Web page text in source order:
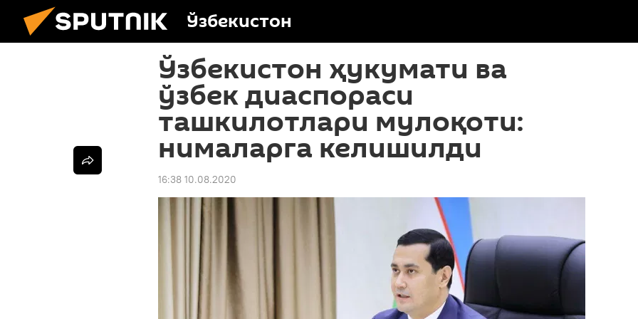
Ўзбекистон
Ўзбекистон ҳукумати ва
ўзбек диаспораси
ташкилотлари мулоқоти:
нималарга келишилди
16:38 10.08.2020